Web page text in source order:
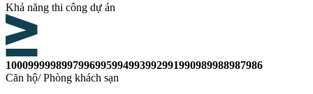
Khả năng thi công dự án
1000999998997996995994993992991990989988987986
Căn hộ/ Phòng khách sạn